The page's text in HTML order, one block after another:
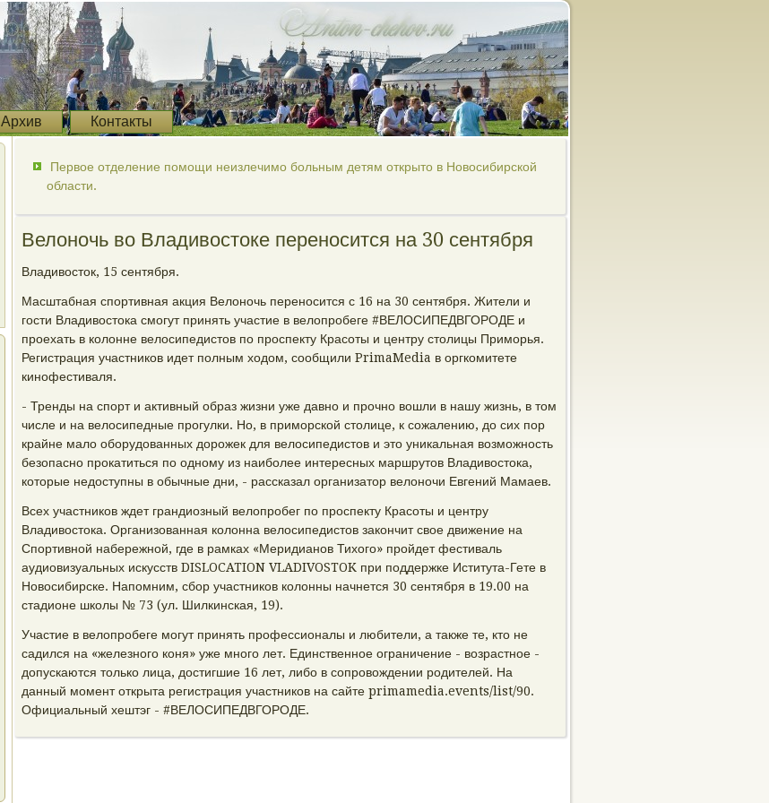
Архив Контакты
Первое отделение помощи неизлечимо больным детям открыто в Новосибирской
области.
Велоночь во Владивостоке переносится на 30 сентября
Владивосток, 15 сентября.
Масштабная спортивная акция Велоночь переносится с 16 на 30 сентября. Жители и
гости Владивостока смогут принять участие в велопробеге #ВЕЛОСИПЕДВГОРОДЕ и
проехать в колонне велосипедистов по проспекту Красоты и центру столицы Приморья.
Регистрация участников идет полным ходом, сообщили PrimaMedia в оргкомитете
кинофестиваля.
- Тренды на спорт и активный образ жизни уже давно и прочно вошли в нашу жизнь, в том
числе и на велосипедные прогулки. Но, в приморской столице, к сожалению, до сих пор
крайне мало оборудованных дорожек для велосипедистов и это уникальная возможность
безопасно прокатиться по одному из наиболее интересных маршрутов Владивостока,
которые недоступны в обычные дни, - рассказал организатор велоночи Евгений Мамаев.
Всех участников ждет грандиозный велопробег по проспекту Красоты и центру
Владивостока. Организованная колонна велосипедистов закончит свое движение на
Спортивной набережной, где в рамках «Меридианов Тихого» пройдет фестиваль
аудиовизуальных искусств DISLOCATION VLADIVOSTOK при поддержке Иститута-Гете в
Новосибирске. Напомним, сбор участников колонны начнется 30 сентября в 19.00 на
стадионе школы № 73 (ул. Шилкинская, 19).
Участие в велопробеге могут принять профессионалы и любители, а также те, кто не
садился на «железного коня» уже много лет. Единственное ограничение - возрастное -
допускаются только лица, достигшие 16 лет, либо в сопровождении родителей. На
данный момент открыта регистрация участников на сайте primamedia.events/list/90.
Официальный хештэг - #ВЕЛОСИПЕДВГОРОДЕ.